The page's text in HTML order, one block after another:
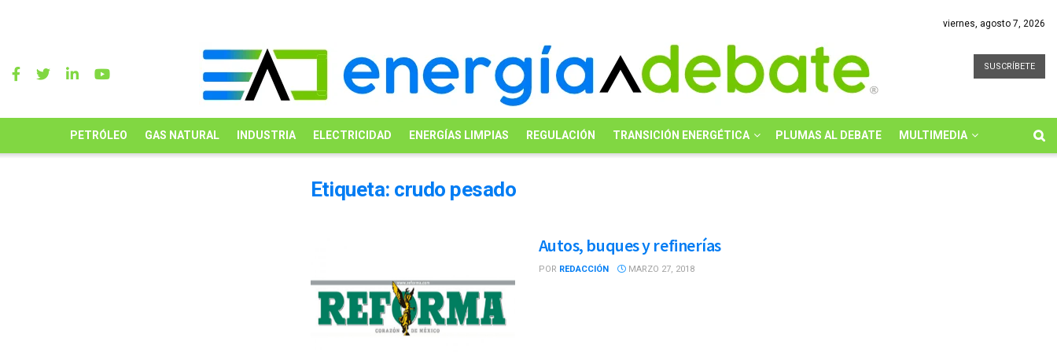
viernes, agosto 7, 2026
SUSCRÍBETE
PETRÓLEO GAS NATURAL INDUSTRIA ELECTRICIDAD ENERGÍAS LIMPIAS REGULACIÓN TRANSICIÓN ENERGÉTICA PLUMAS AL DEBATE MULTIMEDIA
Etiqueta: crudo pesado
Autos, buques y refinerías
POR REDACCIÓN MARZO 27, 2018